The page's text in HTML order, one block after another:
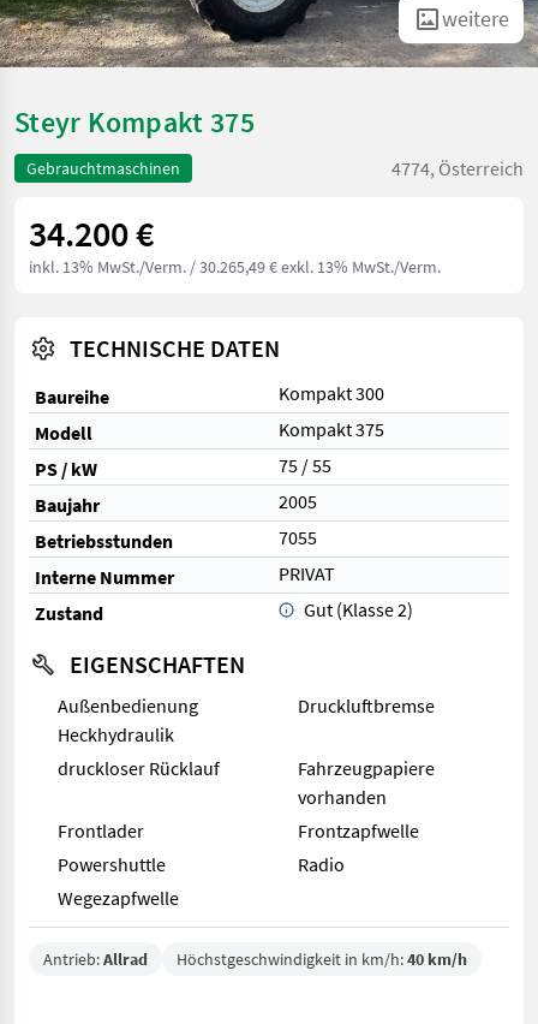
weitere
Steyr Kompakt 375
Gebrauchtmaschinen 4774, Österreich
34.200 €
inkl. 13% MwSt./Verm. / 30.265,49 € exkl. 13% MwSt./Verm.
TECHNISCHE DATEN
Baureihe
Kompakt 300
Modell
Kompakt 375
PS / kW
75 / 55
Baujahr
2005
Betriebsstunden
7055
Interne Nummer
PRIVAT
Zustand
Gut (Klasse 2)
EIGENSCHAFTEN
Außenbedienung
Heckhydraulik
Druckluftbremse
druckloser Rücklauf
Fahrzeugpapiere
vorhanden
Frontlader
Frontzapfwelle
Powershuttle
Radio
Wegezapfwelle
Antrieb:Allrad Höchstgeschwindigkeit in km/h:40 km/h